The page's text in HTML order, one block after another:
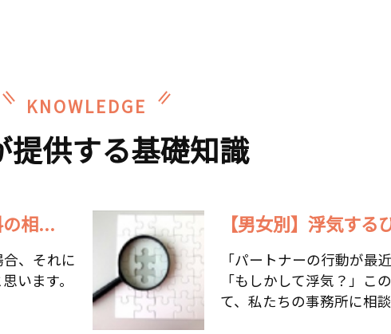
KNOWLEDGE
提供する基礎知識
相...
、それに
います。
【男女別】浮気する
「パートナーの行動が最
「もしかして浮気？」こ
て、私たちの事務所に相